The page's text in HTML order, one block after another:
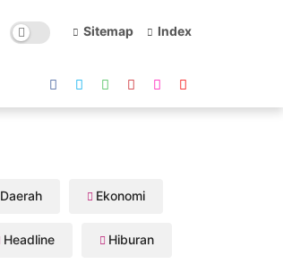
Sitemap Index
Daerah Ekonomi
Headline Hiburan